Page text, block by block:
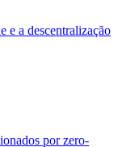
e a descentralização
por zero-